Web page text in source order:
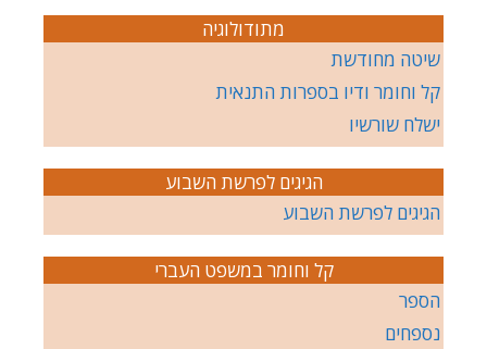
מתודולוגיה
שיטה מחודשת
קל וחומר ודיו בספרות התנאית
ישלח שורשיו
הגיגים לפרשת השבוע
הגיגים לפרשת השבוע
קל וחומר במשפט העברי
הספר
נספחים